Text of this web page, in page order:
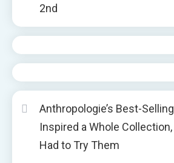
2nd
Anthropologie’s Best-
Inspired a Whole
Had to Try Them